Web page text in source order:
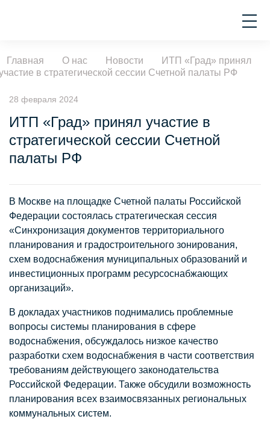
Главная О нас Новости
ИТП «Град» принял
в стратегической сессии Счетной палаты РФ
28 февраля 2024
ИТП «Град» принял участие в
стратегической сессии Счетной
палаты РФ
В Москве на площадке Счетной палаты Российской
Федерации состоялась стратегическая сессия
«Синхронизация документов территориального
планирования и градостроительного зонирования,
схем водоснабжения муниципальных образований и
инвестиционных программ ресурсоснабжающих
организаций».
В докладах участников поднимались проблемные
вопросы системы планирования в сфере
водоснабжения, обсуждалось низкое качество
разработки схем водоснабжения в части соответствия
требованиям действующего законодательства
Российской Федерации. Также обсудили возможность
планирования всех взаимосвязанных региональных
коммунальных систем.